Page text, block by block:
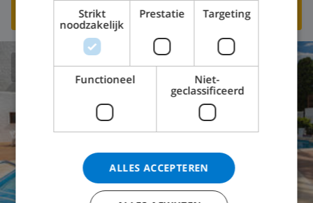
BEKIJK DEZE VILLA ›
BEOORDELINGEN
Strikt
noodzakelijk
Prestatie Targeting
Functioneel
Niet-
geclassificeerd
ALLES ACCEPTEREN